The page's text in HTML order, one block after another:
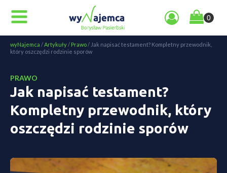
wyNajemca /Artykuły/ Prawo/ Jak napisać testament? Kompletny przewodnik,
który oszczędzi rodzinie sporów
PRAWO
Jak napisać testament?
Kompletny przewodnik, który
oszczędzi rodzinie sporów